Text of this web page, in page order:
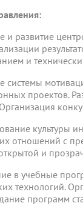
и развитие
и
системы
проектов.
культуры
отношений с
и
в учебные
технологий.
программ